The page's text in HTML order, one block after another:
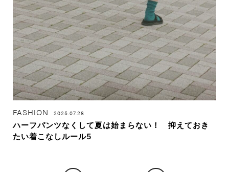
FASHION 2025.07.28
ハーフパンツなくして夏は始まらない！ 抑えておき
たい着こなしルール5